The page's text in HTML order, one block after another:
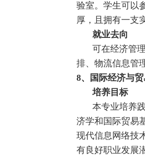
验室。学生可以
厚，且拥有一支
就业去向
可在经济管
排、物流信息管
8、
国际经济与
培养目标
本专业培养
济学和国际贸易
现代信息网络技
有良好职业发展